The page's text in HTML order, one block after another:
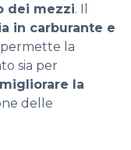
dei mezzi. Il
in carburante e
permette la
sia per
migliorare la
delle